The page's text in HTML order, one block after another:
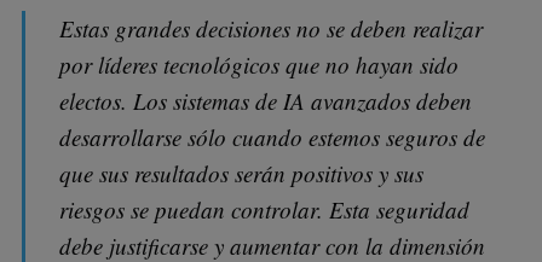
Estas grandes decisiones no se deben realizar
por líderes tecnológicos que no hayan sido
electos. Los sistemas de IA avanzados deben
desarrollarse sólo cuando estemos seguros de
que sus resultados serán positivos y sus
riesgos se puedan controlar. Esta seguridad
debe justificarse y aumentar con la dimensión